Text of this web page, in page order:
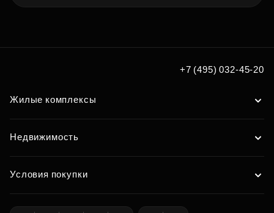
+7 (495) 032-45-20
Жилые комплексы
Недвижимость
Условия покупки